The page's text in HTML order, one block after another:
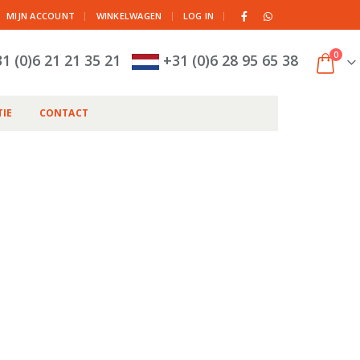
MIJN ACCOUNT WINKELWAGEN LOG IN |
(0)6 21 21 35 21 +31 (0)6 28 95 65 38 0
CONTACT